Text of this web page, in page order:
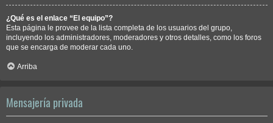
¿Qué es el enlace “El equipo”?
Esta página le provee de la lista completa de los usuarios del grupo,
incluyendo los administradores, moderadores y otros detalles, como los foros
que se encarga de moderar cada uno.
Arriba
Mensajería privada